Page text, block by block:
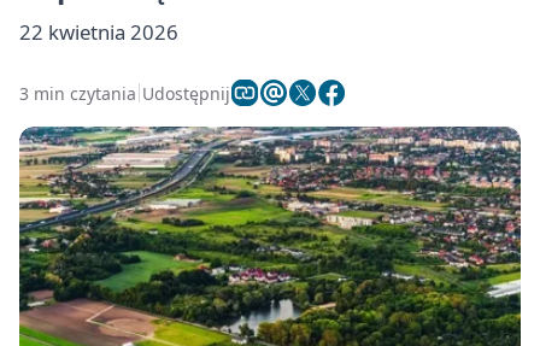
22 kwietnia 2026
3 min czytania Udostępnij